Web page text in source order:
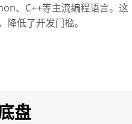
、C++等主流编程语言。这
低了开发门槛。
盘